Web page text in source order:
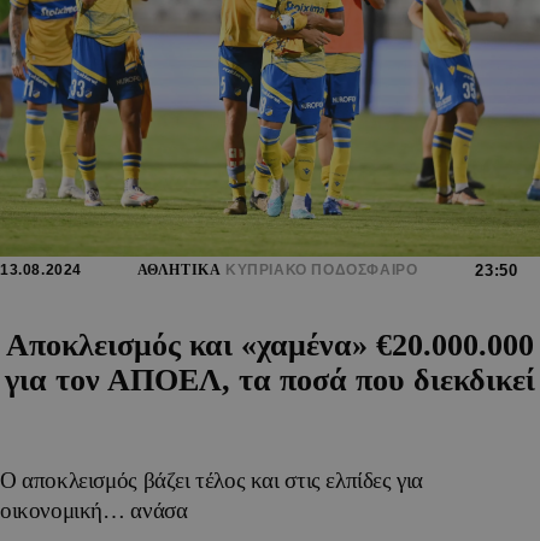
13.08.2024 ΑΘΛΗΤΙΚΑ ΚΥΠΡΙΑΚΟ ΠΟΔΟΣΦΑΙΡΟ 23:50
Αποκλεισμός και «χαμένα» €20.000.000
για τον ΑΠΟΕΛ, τα ποσά που διεκδικεί
Ο αποκλεισμός βάζει τέλος και στις ελπίδες για
οικονομική… ανάσα